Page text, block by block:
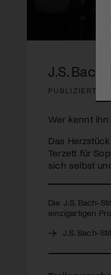
Volume
J.S.
PUBLIZIERT
Wer kennt
Das
Terzett für
sich selbst
Die J.S. Bach-
einzigartigen
J.S. Bach-